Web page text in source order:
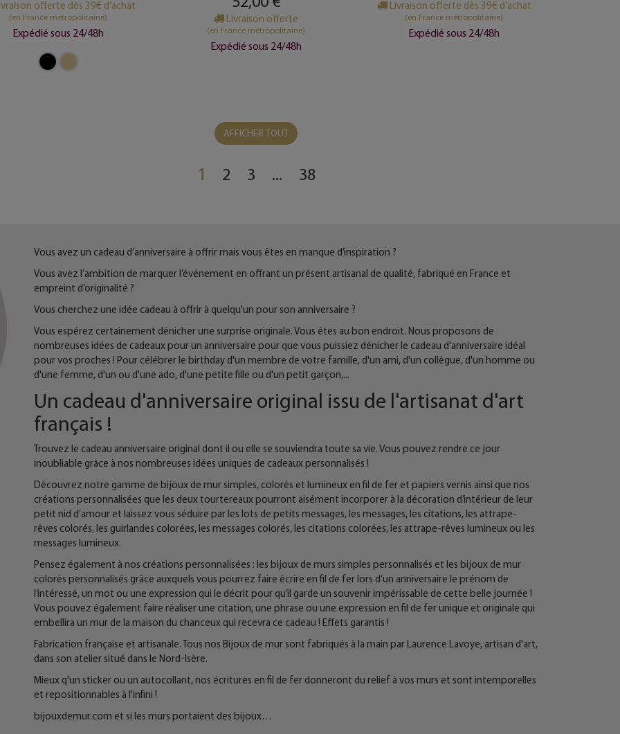
offerte dès 39€ d’achat
(en France métropolitaine)
Expédié sous 24/48h
Livraison offerte
(en France métropolitaine)
Expédié sous 24/48h
Livraison offerte dès 39€ d’achat
(en France métropolitaine)
Expédié sous 24/48h
AFFICHER TOUT
1 2 3 ... 38
Vous avez un cadeau d’anniversaire à offrir mais vous êtes en manque d’inspiration ?
Vous avez l’ambition de marquer l’événement en offrant un présent artisanal de qualité, fabriqué en France et
empreint d’originalité ?
Vous cherchez une idée cadeau à offrir à quelqu'un pour son anniversaire ?
Vous espérez certainement dénicher une surprise originale. Vous êtes au bon endroit. Nous proposons de
nombreuses idées de cadeaux pour un anniversaire pour que vous puissiez dénicher le cadeau d'anniversaire idéal
pour vos proches ! Pour célébrer le birthday d'un membre de votre famille, d'un ami, d'un collègue, d'un homme ou
d'une femme, d'un ou d'une ado, d'une petite fille ou d'un petit garçon,...
Un cadeau d'anniversaire original issu de l'artisanat d'art
français !
Trouvez le cadeau anniversaire original dont il ou elle se souviendra toute sa vie. Vous pouvez rendre ce jour
inoubliable grâce à nos nombreuses idées uniques de cadeaux personnalisés !
Découvrez notre gamme de bijoux de mur simples, colorés et lumineux en fil de fer et papiers vernis ainsi que nos
créations personnalisées que les deux tourtereaux pourront aisément incorporer à la décoration d’intérieur de leur
petit nid d’amour et laissez vous séduire par les lots de petits messages, les messages, les citations, les attrape-
rêves colorés, les guirlandes colorées, les messages colorés, les citations colorées, les attrape-rêves lumineux ou les
messages lumineux.
Pensez également à nos créations personnalisées : les bijoux de murs simples personnalisés et les bijoux de mur
colorés personnalisés grâce auxquels vous pourrez faire écrire en fil de fer lors d’un anniversaire le prénom de
l’intéressé, un mot ou une expression qui le décrit pour qu’il garde un souvenir impérissable de cette belle journée !
Vous pouvez également faire réaliser une citation, une phrase ou une expression en fil de fer unique et originale qui
embellira un mur de la maison du chanceux qui recevra ce cadeau ! Effets garantis !
Fabrication française et artisanale. Tous nos Bijoux de mur sont fabriqués à la main par Laurence Lavoye, artisan d'art,
dans son atelier situé dans le Nord-Isère.
Mieux q'un sticker ou un autocollant, nos écritures en fil de fer donneront du relief à vos murs et sont intemporelles
et repositionnables à l'infini !
bijouxdemur.com et si les murs portaient des bijoux…